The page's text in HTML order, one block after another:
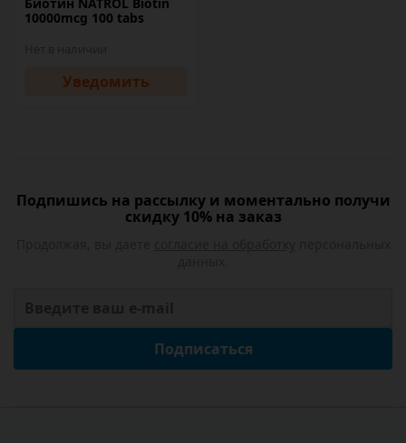
10000mcg 100 tabs
Уведомить
Подпишись на рассылку и моментально получи
скидку 10% на заказ
Подписаться